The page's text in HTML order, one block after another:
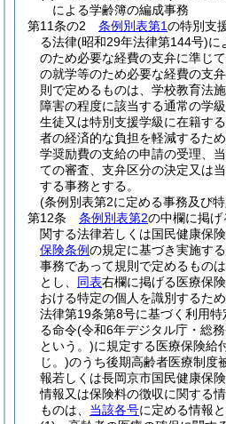
による学齢簿の編成事務
第11条の2
条例別表第1の特別支
る法律(昭和29年法律第144号)に
のため必要な経費の支弁に準じ
の就学等のため必要な経費の支
則で定めるものは、学校教育法
障害の程度に該当する通常の学
生徒又は特別支援学級に在籍す
者の経済的な負担を軽減するた
学奨励費の支給の申請の受理、
ての審査、支弁区分の決定又は
する事務とする。
(条例別表第2に定める事務及び
第12条
条例別表第2の中欄に掲げ
関する法律若しくは国民健康保
保険条例の規定に基づき実施す
事務であって規則で定めるものは
とし、 同表右欄に掲げる医療保
おける特定の個人を識別するた
法律第19条第8号に基づく利用
る命令(令和6年デジタル庁・総
という。)に規定する医療保険給
じ。)のうち後期高齢者医療制度
報若しくは長岡京市国民健康保
情報又は保険料の徴収に関する
ものは、 当該各号に定める情報と